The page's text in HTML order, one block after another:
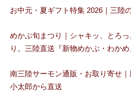
お中元・夏ギフト特集 2026｜三陸
めかぶ旬まつり｜シャキッ、とろ
り。三陸直送『新物めかぶ・わかめ
南三陸サーモン通販・お取り寄せ
小太郎から直送